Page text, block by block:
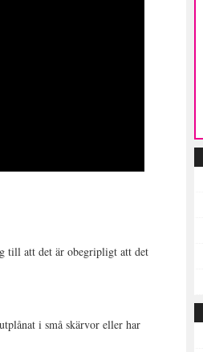
till att det är obegripligt att det
i små skärvor eller har